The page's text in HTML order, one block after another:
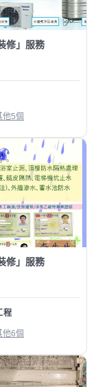
修」服務
他5個
修」服務
程
他6個